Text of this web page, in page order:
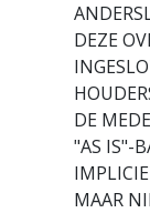
DEZE
DE
"AS IS"-
MAAR